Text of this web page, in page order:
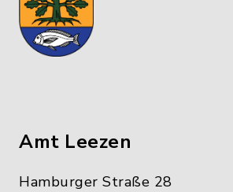
Amt Leezen
Hamburger Straße 28